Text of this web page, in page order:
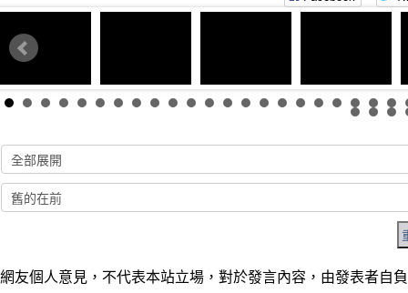
網友個人意見，不代表本站立場，對於發言內容，由發表者自